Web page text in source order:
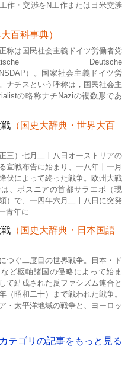
作・交渉をN工作または日米交渉
大百科事典）
称は国民社会主義ドイツ労働者党
Deutsche
）。国家社会主義ドイツ労
ナチスという呼称は，国民社会主
の略称ナチNaziの複数形であ
（国史大辞典・世界大百
三）七月二十八日オーストリアの
宣戦布告に始まり、一八年十一月
伏によって終った戦争。欧州大戦
、ボスニアの首都サラエボ（現
）で、一四年六月二十八日に突発
青年に
（国史大辞典・日本国語
つぐ二度目の世界戦争。日本・ド
ど枢軸諸国の侵略によって始ま
て結成された反ファシズム連合と
（昭和二十）まで戦われた戦争。
・太平洋地域の戦争と、ヨーロッ
テゴリの記事をもっと見る